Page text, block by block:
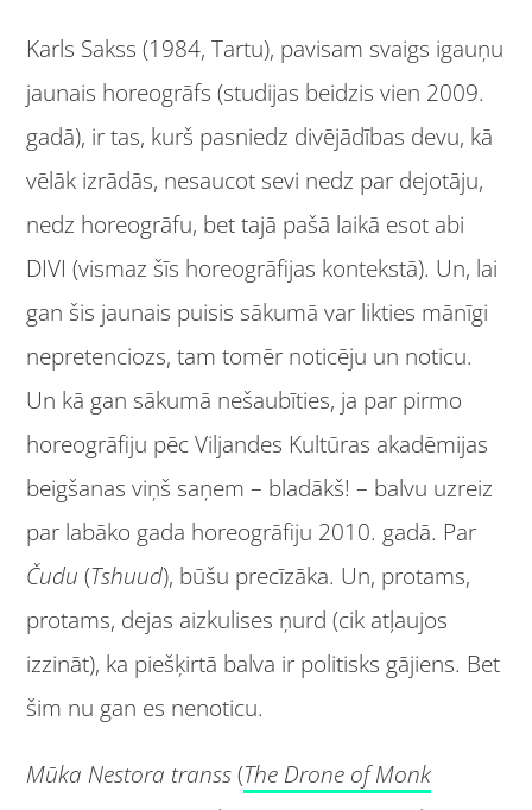
Karls Sakss (1984, Tartu), pavisam svaigs igauņu
jaunais horeogrāfs (studijas beidzis vien 2009.
gadā), ir tas, kurš pasniedz divējādības devu, kā
vēlāk izrādās, nesaucot sevi nedz par dejotāju,
nedz horeogrāfu, bet tajā pašā laikā esot abi
DIVI (vismaz šīs horeogrāfijas kontekstā). Un, lai
gan šis jaunais puisis sākumā var likties mānīgi
nepretenciozs, tam tomēr noticēju un noticu.
Un kā gan sākumā nešaubīties, ja par pirmo
horeogrāfiju pēc Viljandes Kultūras akadēmijas
beigšanas viņš saņem – bladākš! – balvu uzreiz
par labāko gada horeogrāfiju 2010. gadā. Par
Čudu (Tshuud), būšu precīzāka. Un, protams,
protams, dejas aizkulises ņurd (cik atļaujos
izzināt), ka piešķirtā balva ir politisks gājiens. Bet
šim nu gan es nenoticu.
Mūka Nestora transs(The Drone of Monk